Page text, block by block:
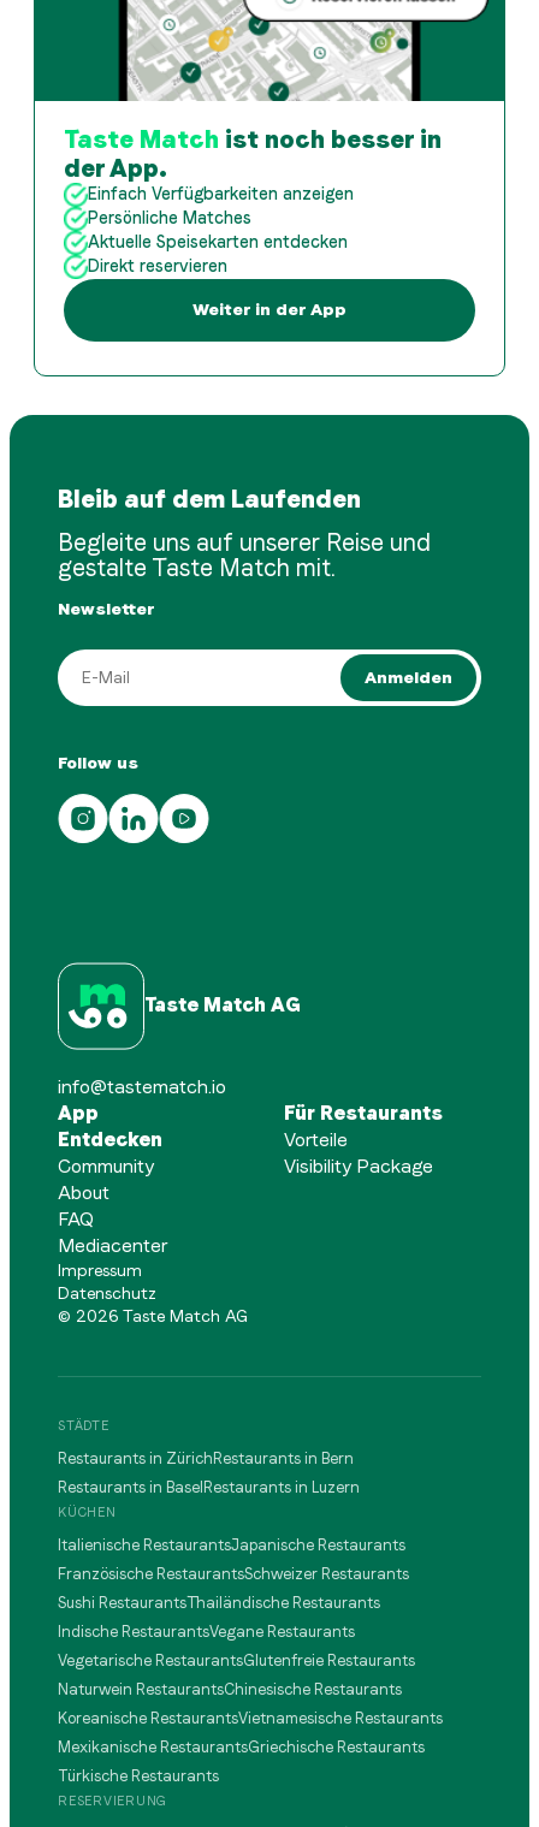
Taste Match ist noch besser in
der App.
Einfach Verfügbarkeiten anzeigen
Persönliche Matches
Aktuelle Speisekarten entdecken
Direkt reservieren
Weiter in der App
Bleib auf dem Laufenden
Begleite uns auf unserer Reise und
gestalte Taste Match mit.
Newsletter
Anmelden
Follow us
Taste Match AG
info@tastematch.io
App
Entdecken
Community
About
FAQ
Mediacenter
Für Restaurants
Vorteile
Visibility Package
Impressum
Datenschutz
© 2026 Taste Match AG
STÄDTE
Restaurants in Zürich Restaurants in Bern
Restaurants in Basel Restaurants in Luzern
KÜCHEN
Italienische RestaurantsJapanische Restaurants
Französische RestaurantsSchweizer Restaurants
Sushi RestaurantsThailändische Restaurants
Indische RestaurantsVegane Restaurants
Vegetarische RestaurantsGlutenfreie Restaurants
Naturwein RestaurantsChinesische Restaurants
Koreanische RestaurantsVietnamesische Restaurants
Mexikanische RestaurantsGriechische Restaurants
Türkische Restaurants
RESERVIERUNG